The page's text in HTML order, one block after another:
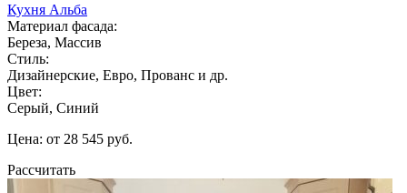
Кухня Альба
Материал фасада:
Береза, Массив
Стиль:
Дизайнерские, Евро, Прованс и др.
Цвет:
Серый, Синий
Цена: от 28 545 руб.
Рассчитать